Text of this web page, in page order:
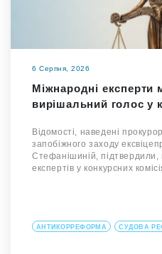
6 Серпня, 2026
Міжнародні експерти
вирішальний голос у
Відомості, наведені
запобіжного заходу
Стефанішиній,
експертів у конкурсних
АНТИКОРРЕФОРМА СУДОВА